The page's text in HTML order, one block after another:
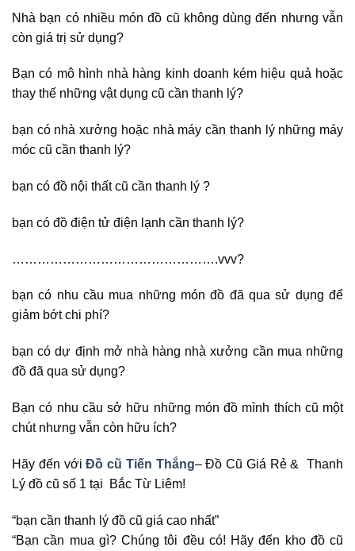
Nhà bạn có nhiều món đồ cũ không dùng đến nhưng vẫn
còn giá trị sử dụng?
Bạn có mô hình nhà hàng kinh doanh kém hiệu quả hoặc
thay thế những vật dụng cũ cần thanh lý?
bạn có nhà xưởng hoặc nhà máy cần thanh lý những máy
móc cũ cần thanh lý?
bạn có đồ nội thất cũ cần thanh lý ?
bạn có đồ điện tử điện lạnh cần thanh lý?
………………………………………….vvv?
bạn có nhu cầu mua những món đồ đã qua sử dụng để
giảm bớt chi phí?
bạn có dự định mở nhà hàng nhà xưởng cần mua những
đồ đã qua sử dụng?
Bạn có nhu cầu sở hữu những món đồ mình thích cũ một
chút nhưng vẫn còn hữu ích?
Hãy đến vớiĐồ cũ Tiến Thắng– Đồ Cũ Giá Rẻ & Thanh
Lý đồ cũ số 1 tại Bắc Từ Liêm!
“bạn cần thanh lý đồ cũ giá cao nhất”
“Bạn cần mua gì? Chúng tôi đều có! Hãy đến kho đồ cũ